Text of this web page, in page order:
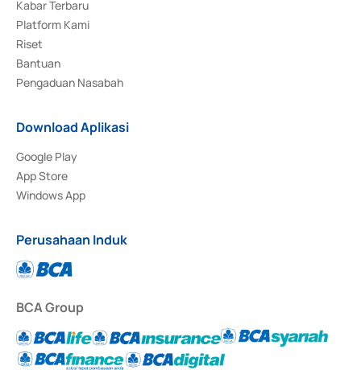
Kabar Terbaru
Platform Kami
Riset
Bantuan
Pengaduan Nasabah
Download Aplikasi
Google Play
App Store
Windows App
Perusahaan Induk
BCA Group